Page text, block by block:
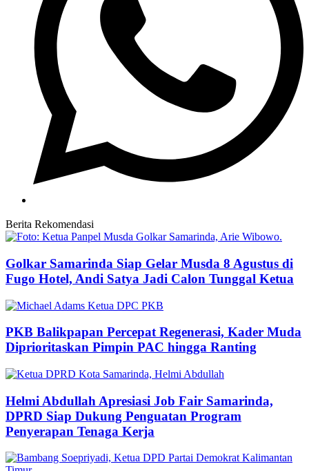
Berita Rekomendasi
Golkar Samarinda Siap Gelar Musda 8 Agustus di
Fugo Hotel, Andi Satya Jadi Calon Tunggal Ketua
PKB Balikpapan Percepat Regenerasi, Kader Muda
Diprioritaskan Pimpin PAC hingga Ranting
Helmi Abdullah Apresiasi Job Fair Samarinda,
DPRD Siap Dukung Penguatan Program
Penyerapan Tenaga Kerja